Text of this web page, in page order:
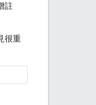
註
很重